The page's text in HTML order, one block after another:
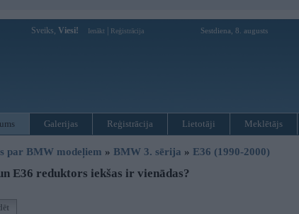
Sveiks, Viesi! Ienākt Reģistrācija Sestdiena, 8. augusts
Galerijas Reģistrācija Lietotāji Meklētājs
par BMW modeļiem » BMW 3. sērija » E36 (1990-2000)
E36 reduktors iekšas ir vienādas?